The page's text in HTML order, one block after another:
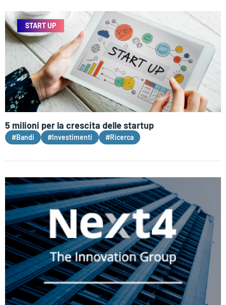
START UP
5 milioni per la crescita delle startup
#Bandi #Investimenti #Ricerca